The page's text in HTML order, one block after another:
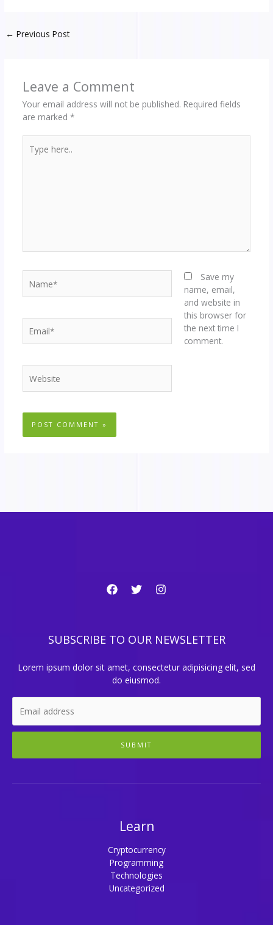
← Previous Post
Leave a Comment
Your email address will not be published. Required fields
are marked *
here..
Save my
name, email,
and website in
this browser for
the next time I
comment.
SUBSCRIBE TO OUR NEWSLETTER
Lorem ipsum dolor sit amet, consectetur adipisicing elit, sed
do eiusmod.
SUBMIT
Learn
Cryptocurrency
Programming
Technologies
Uncategorized